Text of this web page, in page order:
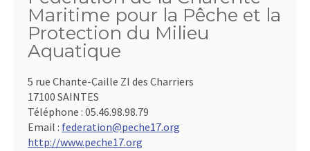
Maritime pour la Pêche et la
Protection du Milieu
Aquatique
5 rue Chante-Caille ZI des Charriers
17100 SAINTES
Téléphone : 05.46.98.98.79
Email : federation@peche17.org
http://www.peche17.org